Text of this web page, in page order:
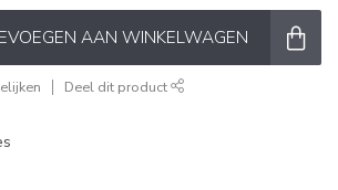
AAN WINKELWAGEN
Deel dit product